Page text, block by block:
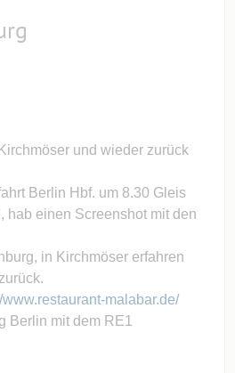
und wieder zurück
Berlin Hbf. um 8.30 Gleis
hab einen Screenshot mit den
in Kirchmöser erfahren
www.restaurant-malabar.de/
Berlin mit dem RE1